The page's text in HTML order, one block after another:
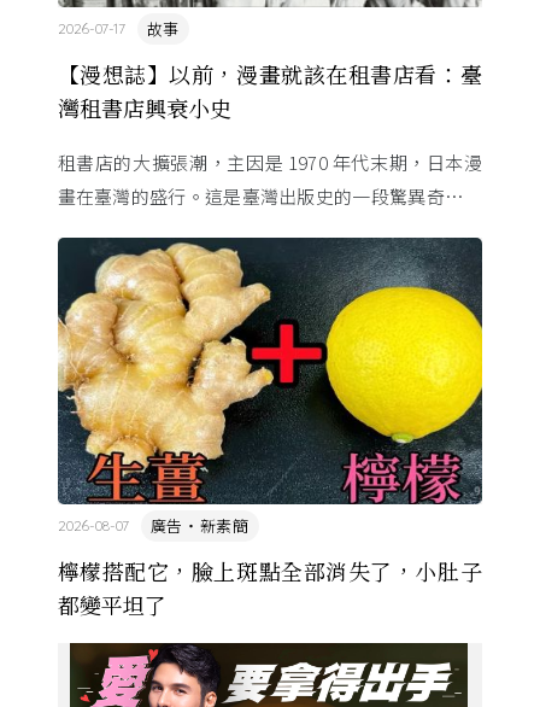
【漫想誌】以前，漫畫就該在租書店看：臺
灣租書店興衰小史
故事
2026-07-17
租書店的大擴張潮，主因是 1970 年代末期，日本漫
畫在臺灣的盛行。這是臺灣出版史的一段驚異奇航。
的協定保護 ...
檸檬搭配它，臉上斑點全部消失了，小肚子
都變平坦了
廣告・新素簡
2026-08-07